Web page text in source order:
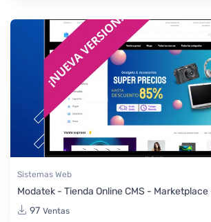
Sistemas Web
Modatek - Tienda Online CMS - Marketplace
97 Ventas